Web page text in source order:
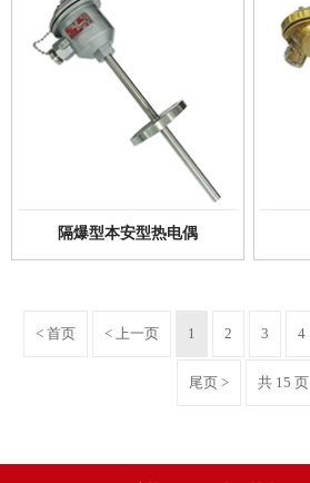
隔爆型本安型热电偶
< 首页 < 上一页 1 2 3 4
尾页 > 共 15 页